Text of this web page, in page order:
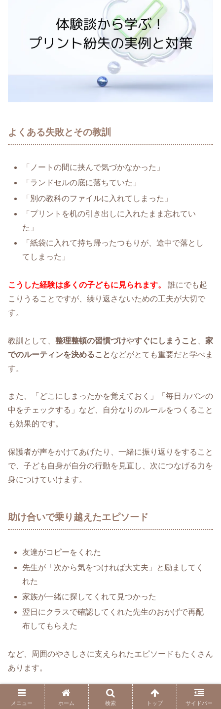
よくある失敗とその教訓
「ノートの間に挟んで気づかなかった」
「ランドセルの底に落ちていた」
「別の教科のファイルに入れてしまった」
「プリントを机の引き出しに入れたまま忘れてい
た」
「紙袋に入れて持ち帰ったつもりが、途中で落とし
てしまった」
こうした経験は多くの子どもに見られます。
誰にでも起
こりうることですが、繰り返さないための工夫が大切で
す。
教訓として、 整理整頓の習慣づけやすぐにしまうこと
家
でのルーティンを決めることなどがとても重要だと学べま
す。
また、「どこにしまったかを覚えておく」「毎日カバンの
中をチェックする」など、自分なりのルールをつくること
も効果的です。
保護者が声をかけてあげたり、一緒に振り返りをすること
で、子ども自身が自分の行動を見直し、次につなげる力を
身につけていけます。
助け合いで乗り越えたエピソード
友達がコピーをくれた
先生が「次から気をつければ大丈夫」と励ましてく
れた
家族が一緒に探してくれて見つかった
翌日にクラスで確認してくれた先生のおかげで再配
布してもらえた
など、周囲のやさしさに支えられたエピソードもたくさん
あります。
こうした体験は、単なる「プリント紛失」ではなく、人と
メニュー ホーム 検索 トップ サイドバー